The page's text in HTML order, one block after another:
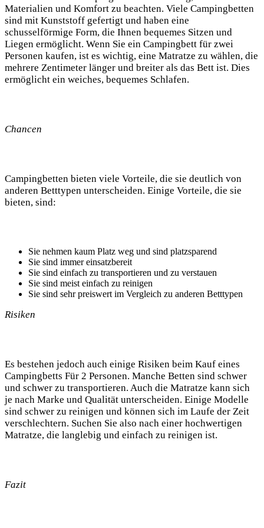
Materialien und Komfort zu beachten. Viele Campingbetten
sind mit Kunststoff gefertigt und haben eine
schusselförmige Form, die Ihnen bequemes Sitzen und
Liegen ermöglicht. Wenn Sie ein Campingbett für zwei
Personen kaufen, ist es wichtig, eine Matratze zu wählen, die
mehrere Zentimeter länger und breiter als das Bett ist. Dies
ermöglicht ein weiches, bequemes Schlafen.
Chancen
Campingbetten bieten viele Vorteile, die sie deutlich von
anderen Betttypen unterscheiden. Einige Vorteile, die sie
bieten, sind:
Sie nehmen kaum Platz weg und sind platzsparend
Sie sind immer einsatzbereit
Sie sind einfach zu transportieren und zu verstauen
Sie sind meist einfach zu reinigen
Sie sind sehr preiswert im Vergleich zu anderen Betttypen
Risiken
Es bestehen jedoch auch einige Risiken beim Kauf eines
Campingbetts Für 2 Personen. Manche Betten sind schwer
und schwer zu transportieren. Auch die Matratze kann sich
je nach Marke und Qualität unterscheiden. Einige Modelle
sind schwer zu reinigen und können sich im Laufe der Zeit
verschlechtern. Suchen Sie also nach einer hochwertigen
Matratze, die langlebig und einfach zu reinigen ist.
Fazit